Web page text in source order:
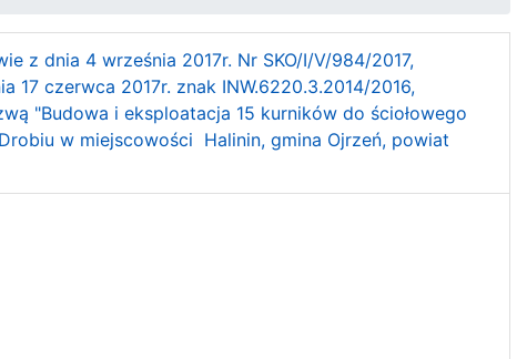
z dnia 4 września 2017r. Nr SKO/I/V/984/2017,
czerwca 2017r. znak INW.6220.3.2014/2016,
"Budowa i eksploatacja 15 kurników do ściołowego
w miejscowości Halinin, gmina Ojrzeń, powiat